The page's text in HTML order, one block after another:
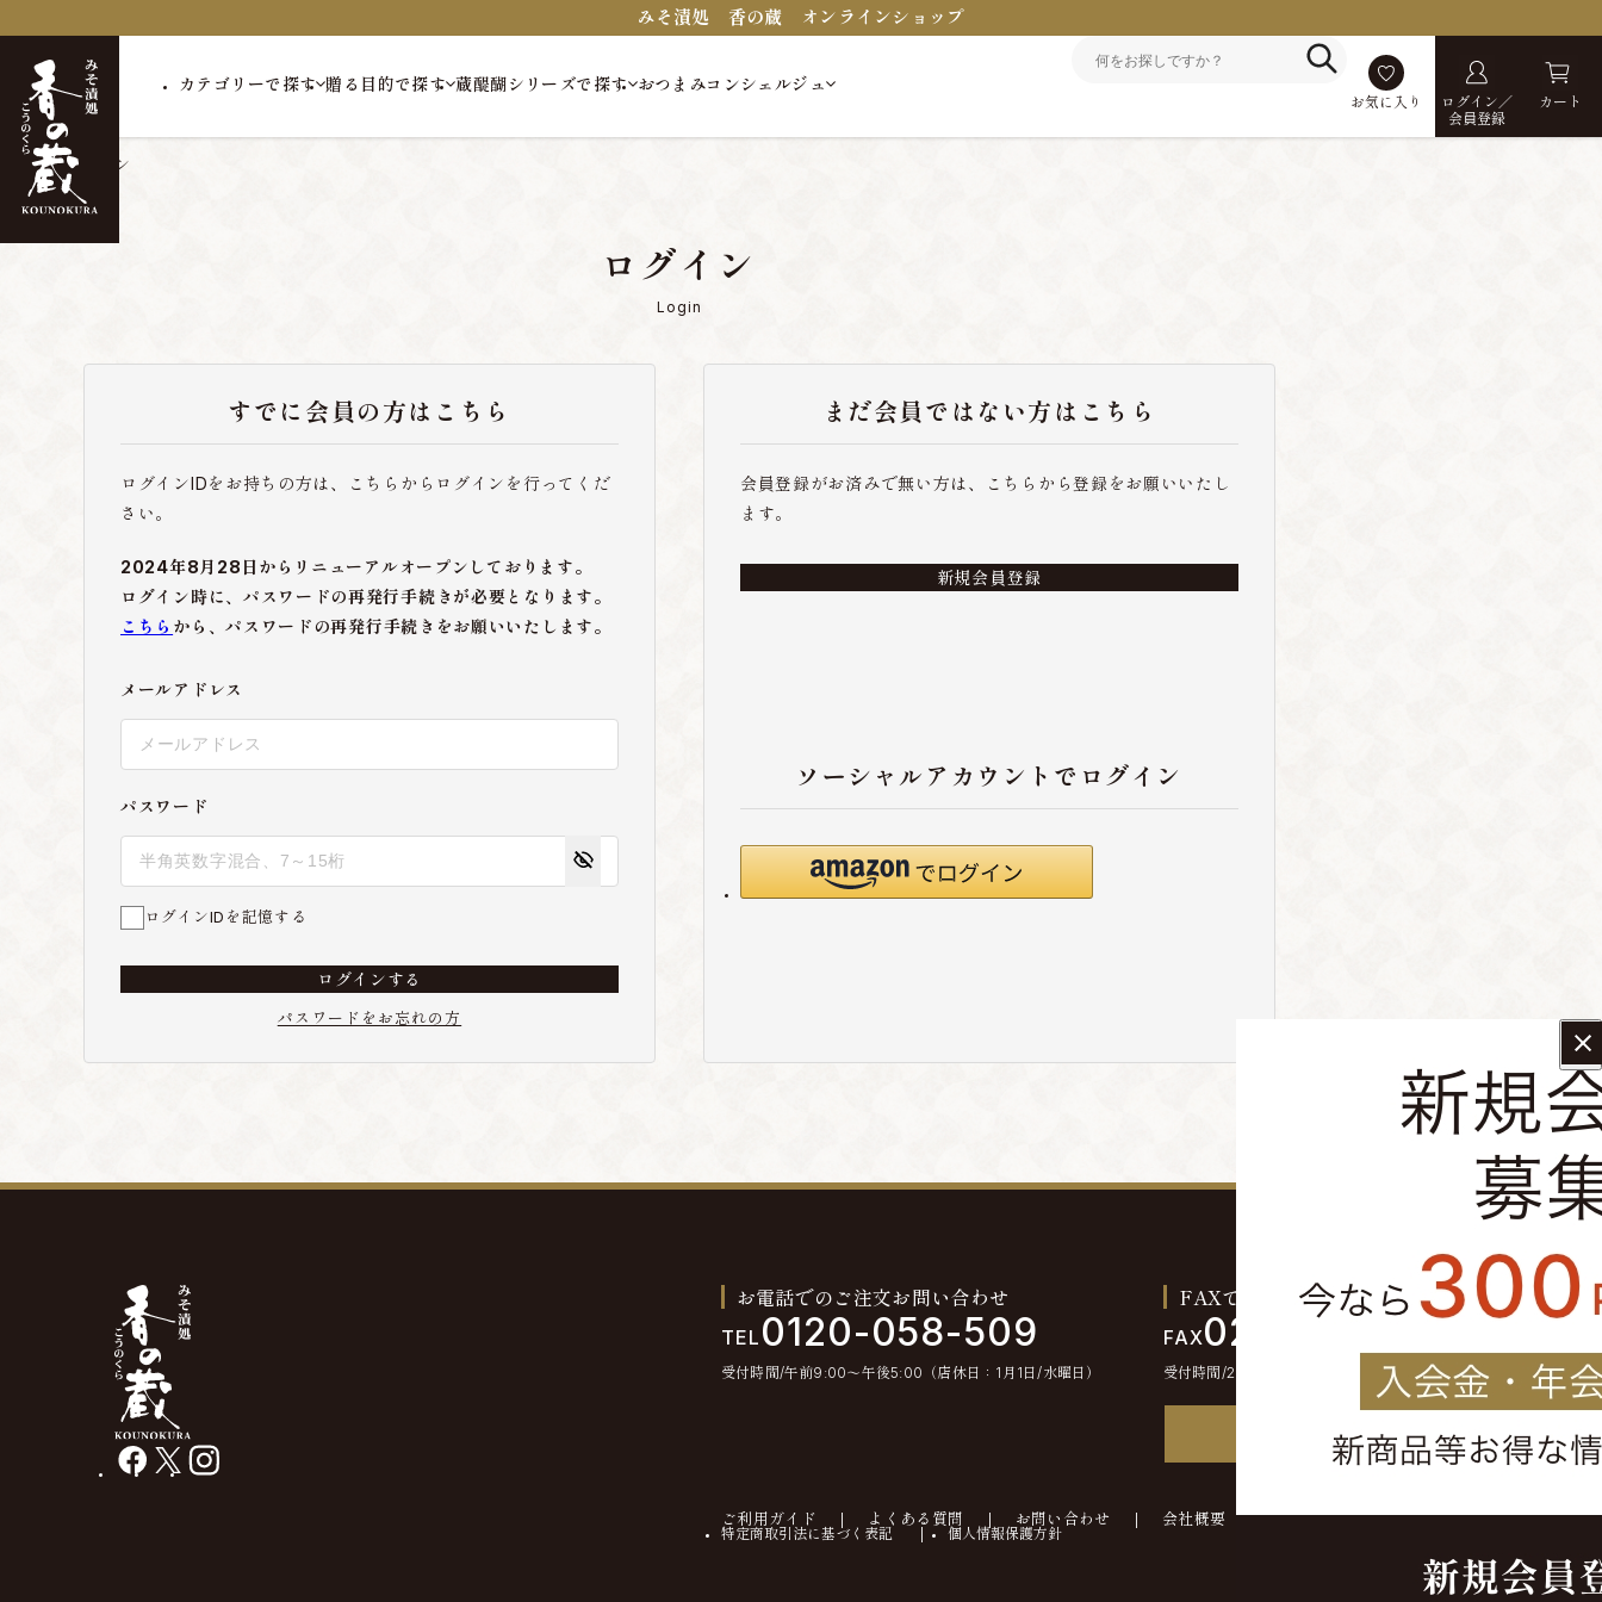
みそ漬処 香の蔵 オンラインショップ
カテゴリーで探す 贈る目的で探す 蔵醍醐シリーズで探す おつまみコンシェルジュ
お気に入り
ログイン／
会員登録
カート
トップ ログイン
ログイン
Login
すでに会員の方はこちら
ログインIDをお持ちの方は、こちらからログインを行ってくだ
さい。
2024年8月28日からリニューアルオープンしております。
ログイン時に、パスワードの再発行手続きが必要となります。
こちら から、パスワードの再発行手続きをお願いいたします。
メールアドレス
パスワード
ログインIDを記憶する
ログインする
パスワードをお忘れの方
まだ会員ではない方はこちら
会員登録がお済みで無い方は、こちらから登録をお願いいたし
ます。
新規会員登録
ソーシャルアカウントでログイン
facebook
X instagram
お電話でのご注文お問い合わせ
TEL 0120-058-509
受付時間/午前9:00〜午後5:00（店休日：1月1日/水曜日）
FAXでのご注文お問い合わせ
FAX0244-46-2355
受付時間/24時間受付
ご利用ガイド よくある質問 お問い合わせ 会社概要
特定商取引法に基づく表記 個人情報保護方針